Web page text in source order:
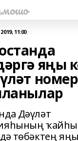
11:00
яңы
Дәүләт
ҡайһы
төбәктең